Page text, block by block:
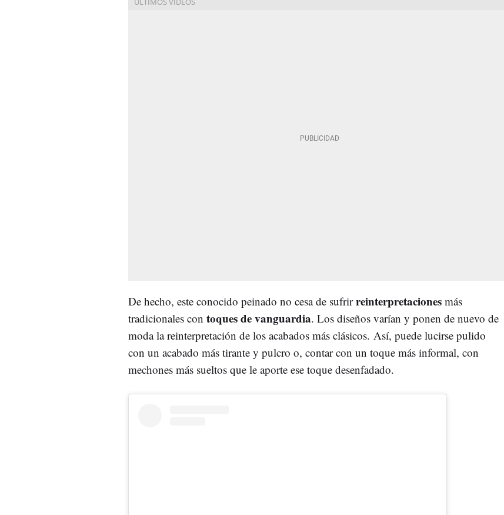
De hecho, este conocido peinado no cesa de sufrirreinterpretaciones más
tradicionales con toques de vanguardia. Los diseños varían y ponen de nuevo de
moda la reinterpretación de los acabados más clásicos. Así, puede lucirse pulido
con un acabado más tirante y pulcro o, contar con un toque más informal, con
mechones más sueltos que le aporte ese toque desenfadado.